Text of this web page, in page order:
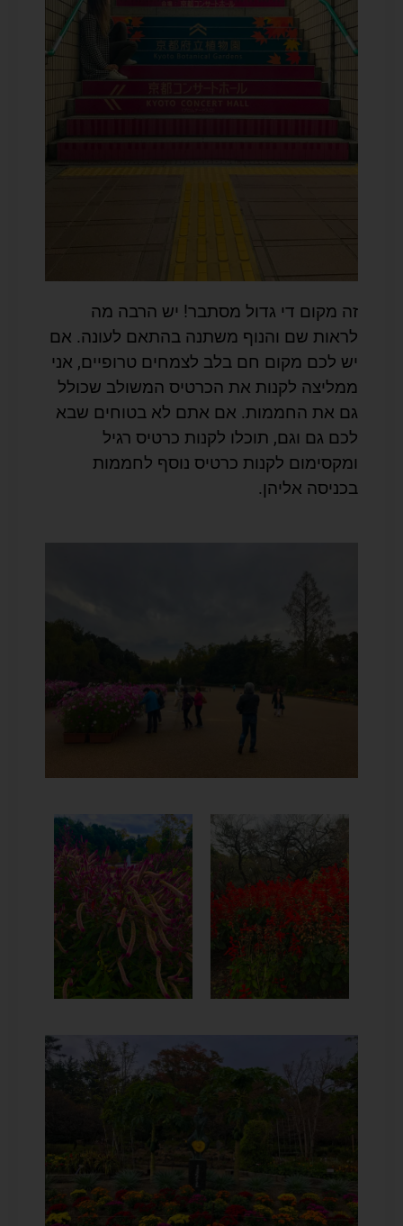
זה מקום די גדול מסתבר! יש הרבה מה
לראות שם והנוף משתנה בהתאם לעונה. אם
יש לכם מקום חם בלב לצמחים טרופיים, אני
ממליצה לקנות את הכרטיס המשולב שכולל
גם את החממות. אם אתם לא בטוחים שבא
לכם גם וגם, תוכלו לקנות כרטיס רגיל
ומקסימום לקנות כרטיס נוסף לחממות
בכניסה אליהן.